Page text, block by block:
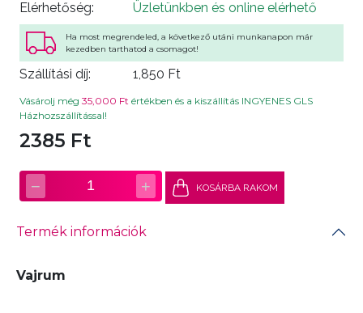
Elérhetőség:
Üzletünkben és online elérhető
Ha most megrendeled, a következő utáni munkanapon már
kezedben tarthatod a csomagot!
Szállítási díj: 1,850 Ft
Vásárolj még 35,000 Ft értékben és a kiszállítás INGYENES GLS
Házhozszállítással!
2385 Ft
− 1 + KOSÁRBA RAKOM
Termék információk
Vajrum